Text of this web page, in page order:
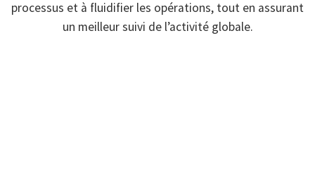
processus et à fluidifier les opérations, tout en assurant
un meilleur suivi de l’activité globale.